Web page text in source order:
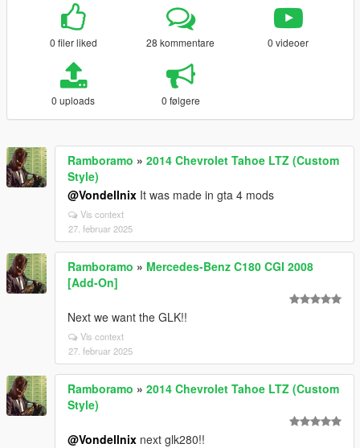
0 filer liked 28 kommentare 0 videoer
0 uploads 0 følgere
Ramboramo » 2014 Chevrolet Tahoe LTZ (Custom
Style)
@Vondellnix It was made in gta 4 mods
Vis context
27. februar 2025
Ramboramo » Mercedes-Benz C180 CGI 2008
[Add-On]
Next we want the GLK!!
Vis context
27. februar 2025
Ramboramo » 2014 Chevrolet Tahoe LTZ (Custom
Style)
@Vondellnix next glk280!!